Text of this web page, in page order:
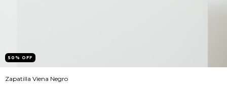
50 % OFF
Zapatilla Viena Negro